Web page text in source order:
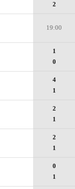
2
19:00
1
0
4
1
2
1
2
1
0
1